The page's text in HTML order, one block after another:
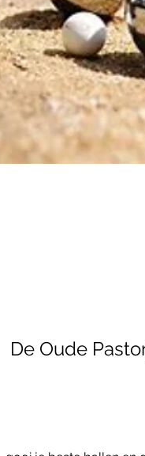
De Oude